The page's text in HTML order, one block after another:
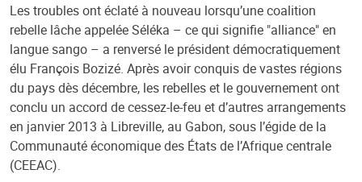
Les troubles ont éclaté à nouveau lorsqu’une coalition
rebelle lâche appelée Séléka – ce qui signifie "alliance" en
langue sango – a renversé le président démocratiquement
élu François Bozizé. Après avoir conquis de vastes régions
du pays dès décembre, les rebelles et le gouvernement ont
conclu un accord de cessez-le-feu et d’autres arrangements
en janvier 2013 à Libreville, au Gabon, sous l’égide de la
Communauté économique des États de l’Afrique centrale
(CEEAC).